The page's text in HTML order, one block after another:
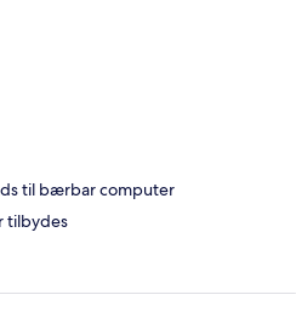
til bærbar computer
tilbydes